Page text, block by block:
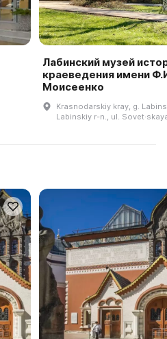
Лабинский музей
краеведения имени
Моисеенко
Krasnodarskiy kray, g.
Labinskiy r-n., ul.